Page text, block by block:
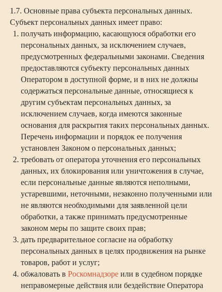
1.7. Основные права субъекта персональных данных.
Субъект персональных данных имеет право:
получать информацию, касающуюся обработки его
персональных данных, за исключением случаев,
предусмотренных федеральными законами. Сведения
предоставляются субъекту персональных данных
Оператором в доступной форме, и в них не должны
содержаться персональные данные, относящиеся к
другим субъектам персональных данных, за
исключением случаев, когда имеются законные
основания для раскрытия таких персональных данных.
Перечень информации и порядок ее получения
установлен Законом о персональных данных;
требовать от оператора уточнения его персональных
данных, их блокирования или уничтожения в случае,
если персональные данные являются неполными,
устаревшими, неточными, незаконно полученными или
не являются необходимыми для заявленной цели
обработки, а также принимать предусмотренные
законом меры по защите своих прав;
дать предварительное согласие на обработку
персональных данных в целях продвижения на рынке
товаров, работ и услуг;
обжаловать в Роскомнадзоре или в судебном порядке
неправомерные действия или бездействие Оператора